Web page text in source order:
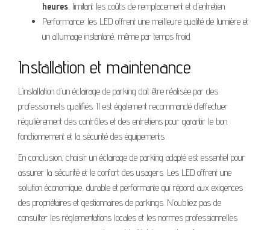
heures, limitant les coûts de remplacement et d’entretien.
Performance: les LED offrent une meilleure qualité de lumière et
un allumage instantané, même par temps froid.
Installation et maintenance
L’installation d’un éclairage de parking doit être réalisée par des
professionnels qualifiés. Il est également recommandé d’effectuer
régulièrement des contrôles et des entretiens pour garantir le bon
fonctionnement et la sécurité des équipements.
En conclusion, choisir un éclairage de parking adapté est essentiel pour
assurer la sécurité et le confort des usagers. Les LED offrent une
solution économique, durable et performante qui répond aux exigences
des propriétaires et gestionnaires de parkings. N’oubliez pas de
consulter les réglementations locales et les normes professionnelles